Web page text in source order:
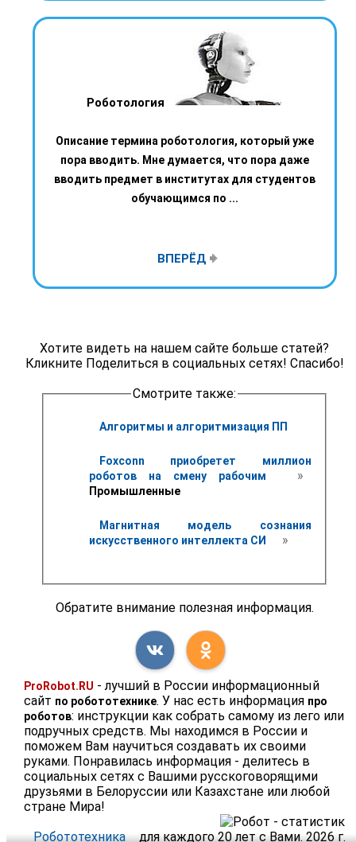
Роботология
Описание термина роботология, который уже
пора вводить. Мне думается, что пора даже
вводить предмет в институтах для студентов
обучающимся по ...
ВПЕРЁД
Хотите видеть на нашем сайте больше статей?
Кликните Поделиться в социальных сетях! Спасибо!
Смотрите также:
Алгоритмы и алгоритмизация ПП
Foxconn приобретет миллион
роботов на смену рабочим
»
Промышленные
Магнитная модель сознания
искусственного интеллекта СИ
»
Обратите внимание полезная информация.
ProRobot.RU - лучший в России информационный
сайт по робототехнике. У нас есть информация про
роботов: инструкции как собрать самому из лего или
подручных средств. Мы находимся в России и
поможем Вам научиться создавать их своими
руками. Понравилась информация - делитесь в
социальных сетях с Вашими русскоговорящими
друзьями в Белоруссии или Казахстане или любой
стране Мира!
Робототехника
для каждого 20 лет с Вами. 2026 г.